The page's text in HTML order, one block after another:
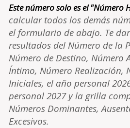
Este número solo es el "Número
calcular todos los demás
el formulario de abajo. Te
resultados del Número de la
Número de Destino, Número
Íntimo, Número Realización,
Iniciales, el año personal
personal 2027 y la grilla
Números Dominantes,
Excesivos.